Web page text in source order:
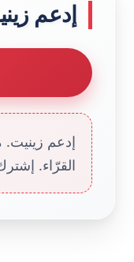
إدعم
إدعم زينيت.
القرّاء.